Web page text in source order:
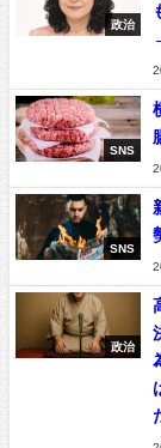
政治
SNS
SNS
政治